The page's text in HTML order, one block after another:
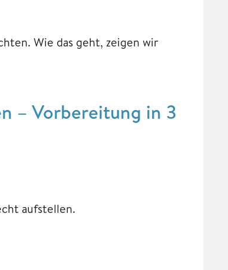
Wie das geht, zeigen wir
– Vorbereitung in 3
aufstellen.